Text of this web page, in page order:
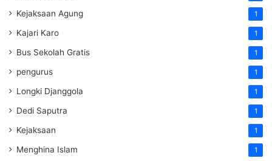
Kejaksaan Agung 1
Kajari Karo 1
Bus Sekolah Gratis 1
pengurus 1
Longki Djanggola 1
Dedi Saputra 1
Kejaksaan 1
Menghina Islam 1